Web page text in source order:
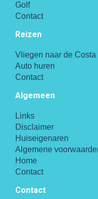
Golf
Contact
Reizen
Vliegen naar de Costa
Auto huren
Contact
Algemeen
Links
Disclaimer
Huiseigenaren
Algemene
Home
Contact
Contact